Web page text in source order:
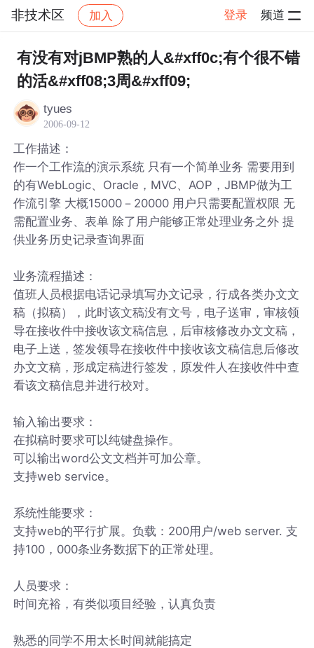
非技术区 加入 登录 频道
社区 非技术区 帖子详情
有没有对jBMP熟的人&#xff0c;有个很不错
的活&#xff08;3周&#xff09;
tyues
2006-09-12
工作描述：
作一个工作流的演示系统 只有一个简单业务 需要用到
的有WebLogic、Oracle，MVC、AOP，JBMP做为工
作流引擎 大概15000－20000 用户只需要配置权限 无
需配置业务、表单 除了用户能够正常处理业务之外 提
供业务历史记录查询界面
业务流程描述：
值班人员根据电话记录填写办文记录，行成各类办文文
稿（拟稿），此时该文稿没有文号，电子送审，审核领
导在接收件中接收该文稿信息，后审核修改办文文稿，
电子上送，签发领导在接收件中接收该文稿信息后修改
办文文稿，形成定稿进行签发，原发件人在接收件中查
看该文稿信息并进行校对。
输入输出要求：
在拟稿时要求可以纯键盘操作。
可以输出word公文文档并可加公章。
支持web service。
系统性能要求：
支持web的平行扩展。负载：200用户/web server. 支
持100，000条业务数据下的正常处理。
人员要求：
时间充裕，有类似项目经验，认真负责
熟悉的同学不用太长时间就能搞定